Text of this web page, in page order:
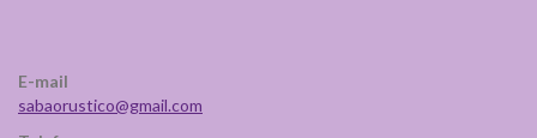
E-mail
sabaorustico@gmail.com